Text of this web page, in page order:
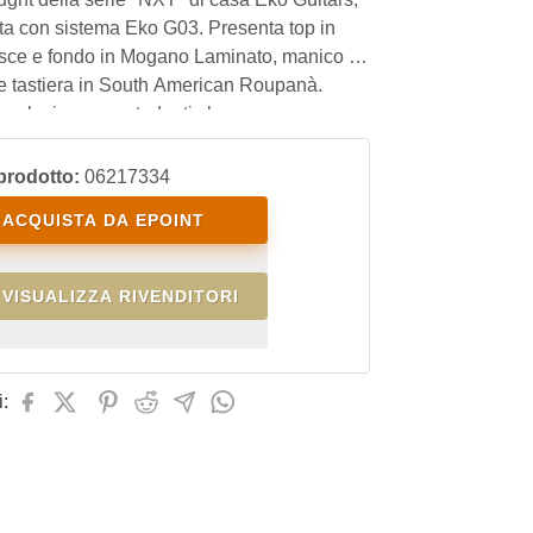
con sistema Eko G03. Presenta top in
e fondo in Mogano Laminato, manico in
tastiera in South American Roupanà.
soluzione per studenti che cercano uno
affidabile, confortevole da suonare, con un
utilizzabile anche sul palco e con
rapporto qualit
06217334
ACQUISTA DA EPOINT
VISUALIZZA RIVENDITORI